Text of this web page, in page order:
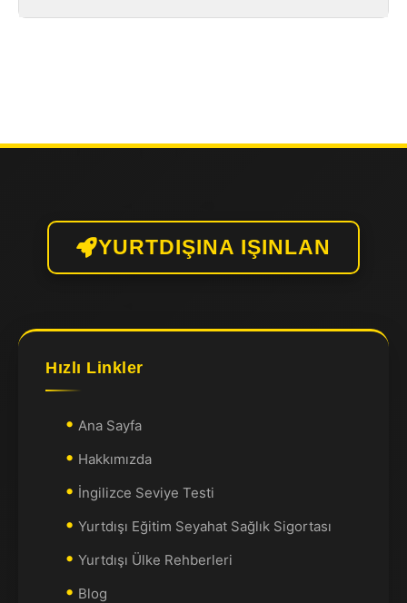
YURTDIŞINA IŞINLAN
Hızlı Linkler
Ana Sayfa
Hakkımızda
İngilizce Seviye Testi
Yurtdışı Eğitim Seyahat Sağlık Sigortası
Yurtdışı Ülke Rehberleri
Blog